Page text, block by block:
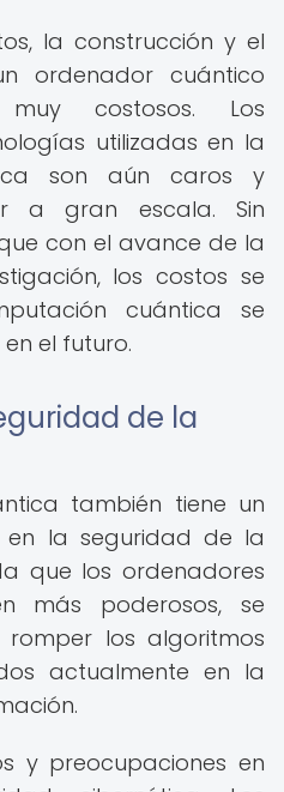
la construcción y el
ordenador cuántico
costosos. Los
utilizadas en la
son aún caros y
a gran escala. Sin
con el avance de la
los costos se
cuántica se
el futuro.
de la
también tiene un
en la seguridad de la
que los ordenadores
más poderosos, se
los algoritmos
actualmente en la
y preocupaciones en